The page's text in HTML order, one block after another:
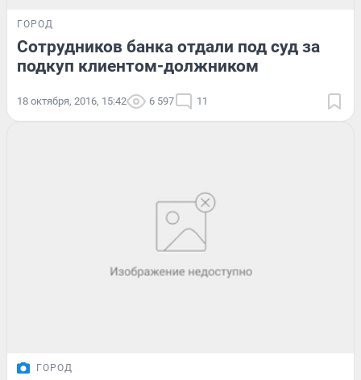
ГОРОД
Сотрудников банка отдали под суд за
подкуп клиентом-должником
18 октября, 2016, 15:42 6 597 11
ГОРОД